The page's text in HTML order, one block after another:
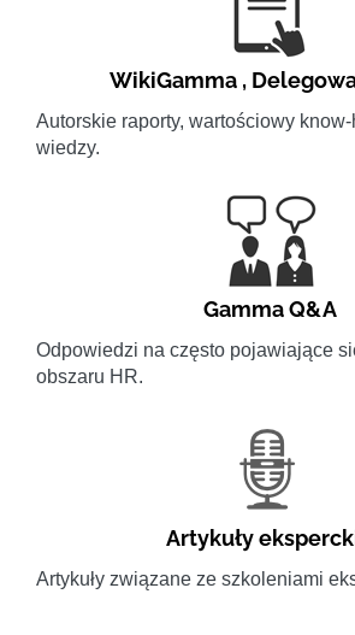
WikiGamma ,
Autorskie raporty, wartościowy know-
wiedzy.
Gamma Q&A
Odpowiedzi na często pojawiające
obszaru HR.
Artykuły
Artykuły związane ze szkoleniami